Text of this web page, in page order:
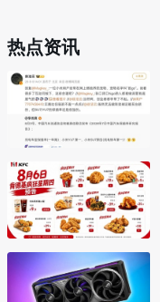
热点资讯